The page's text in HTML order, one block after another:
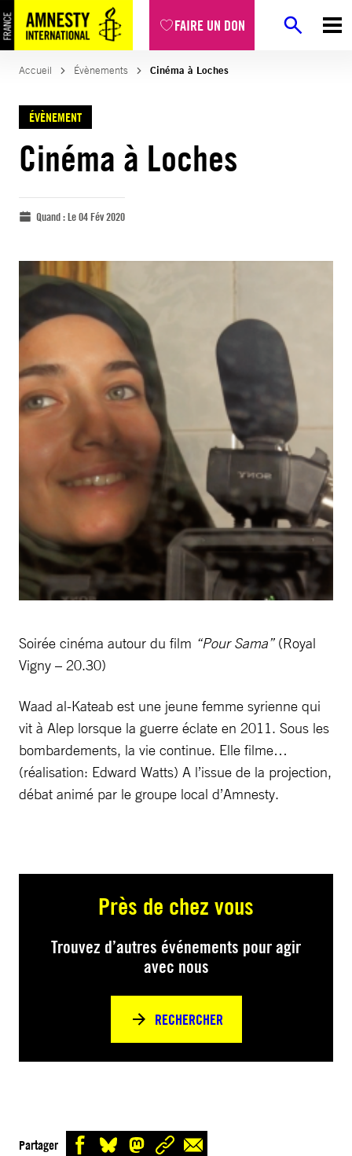
FAIRE UN DON
Accueil Évènements Cinéma à Loches
ÉVÈNEMENT
Cinéma à Loches
Quand :Le 04 Fév 2020
Soirée cinéma autour du film “Pour Sama” (Royal
Vigny – 20.30)
Waad al-Kateab est une jeune femme syrienne qui
vit à Alep lorsque la guerre éclate en 2011. Sous les
bombardements, la vie continue. Elle filme…
(réalisation: Edward Watts) A l’issue de la projection,
débat animé par le groupe local d’Amnesty.
Près de chez vous
Trouvez d’autres événements pour agir
avec nous
RECHERCHER
Partager